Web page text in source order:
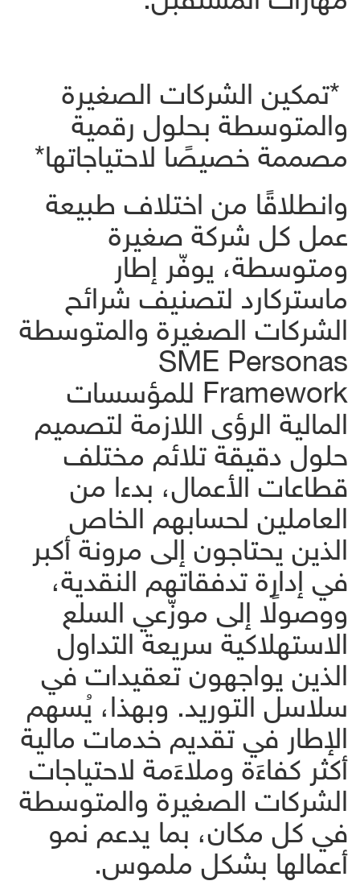
*تمكين الشركات الصغيرة
والمتوسطة بحلول رقمية
مصممة خصيصًا لاحتياجاتها*
وانطلاقًا من اختلاف طبيعة
عمل كل شركة صغيرة
ومتوسطة، يوفّر إطار
ماستركارد لتصنيف شرائح
الشركات الصغيرة والمتوسطة
SME Personas
Framework للمؤسسات
المالية الرؤى اللازمة لتصميم
حلول دقيقة تلائم مختلف
قطاعات الأعمال، بدءا من
العاملين لحسابهم الخاص
الذين يحتاجون إلى مرونة أكبر
في إدارة تدفقاتهم النقدية،
ووصولًا إلى موزّعي السلع
الاستهلاكية سريعة التداول
الذين يواجهون تعقيدات في
سلاسل التوريد. وبهذا، يُسهم
الإطار في تقديم خدمات مالية
أكثر كفاءَة وملاءَمة لاحتياجات
الشركات الصغيرة والمتوسطة
في كل مكان، بما يدعم نمو
أعمالها بشكل ملموس.